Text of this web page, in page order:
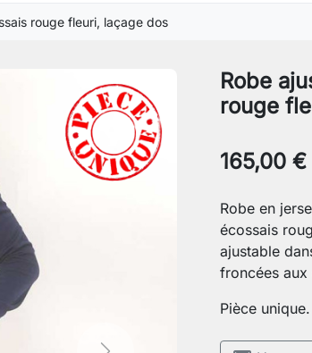
rouge fleuri, laçage dos
Robe
rouge
165,00 €
Robe en
écossais
ajustable
froncées aux
Pièce unique.